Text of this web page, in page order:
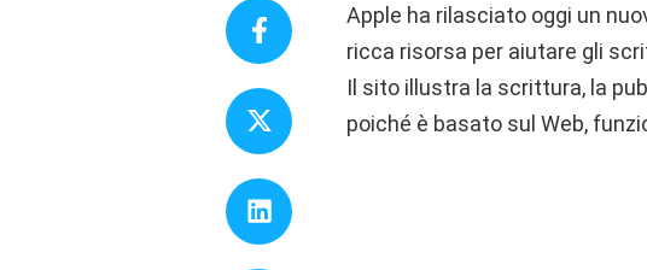
Apple ha rilasciato oggi un
ricca risorsa per aiutare gli
Il sito illustra la scrittura, la
poiché è basato sul Web,